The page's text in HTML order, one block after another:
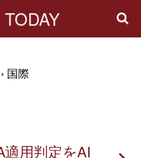
国際
用判定をAI